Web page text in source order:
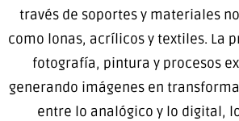
través de soportes y materiales
como lonas, acrílicos y textiles. La
fotografía, pintura y procesos
generando imágenes en
entre lo analógico y lo digital,